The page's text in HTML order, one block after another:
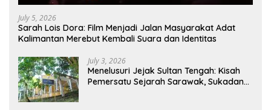
July 5, 2026
Sarah Lois Dora: Film Menjadi Jalan Masyarakat Adat
Kalimantan Merebut Kembali Suara dan Identitas
July 3, 2026
Menelusuri Jejak Sultan Tengah: Kisah
Pemersatu Sejarah Sarawak, Sukadana,